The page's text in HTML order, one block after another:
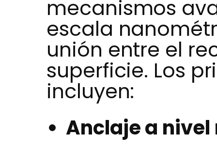
mecanismos
escala
unión entre el
superficie. Los
incluyen:
Anclaje a